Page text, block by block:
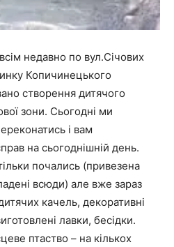
недавно по вул.Січових
Копичинецького
створення дитячого
зони. Сьогодні ми
і вам
на сьогоднішній день.
почались (привезена
всюди) але вже зараз
качель, декоративні
лавки, бесідки.
птаство – на кількох